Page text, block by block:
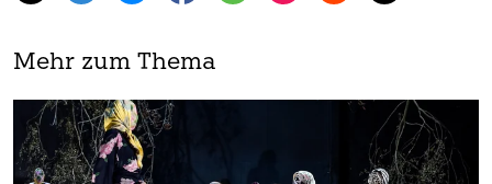
Mehr zum Thema